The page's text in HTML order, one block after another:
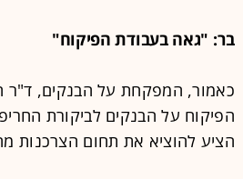
בר: "גאה בעבודת הפיקוח"
כאמור, המפקחת על הבנקים, ד"ר
הפיקוח על הבנקים לביקורת
הציע להוציא את תחום הצרכנות